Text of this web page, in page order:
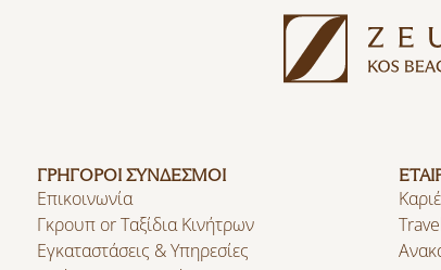
ΓΡΗΓΟΡΟΙ ΣΥΝΔΕΣΜΟΙ
Επικοινωνία
Γκρουπ or Ταξίδια Κινήτρων
Εγκαταστάσεις & Υπηρεσίες